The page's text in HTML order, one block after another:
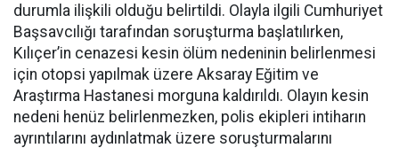
durumla ilişkili olduğu belirtildi. Olayla ilgili Cumhuriyet
Başsavcılığı tarafından soruşturma başlatılırken,
Kılıçer’in cenazesi kesin ölüm nedeninin belirlenmesi
için otopsi yapılmak üzere Aksaray Eğitim ve
Araştırma Hastanesi morguna kaldırıldı. Olayın kesin
nedeni henüz belirlenmezken, polis ekipleri intiharın
ayrıntılarını aydınlatmak üzere soruşturmalarını